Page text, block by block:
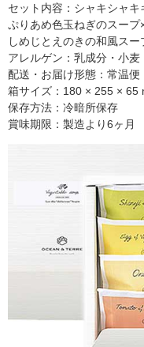
セット内容：シャキシャ
ぷりあめ色玉ねぎのスープ
しめじとえのきの和風スー
アレルゲン：乳成分・小麦
配送・お届け形態：常温便
箱サイズ：180 × 255 × 65
保存方法：冷暗所保存
賞味期限：製造より6ヶ月